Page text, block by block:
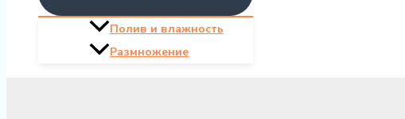
Полив и влажность
Размножение